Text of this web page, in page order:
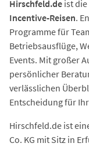
Hirschfeld.de ist
Incentive-Reisen.
Programme für
Betriebsausflüge,
Events. Mit großer
persönlicher
verlässlichen
Entscheidung für
Hirschfeld.de ist
Co. KG mit Sitz in